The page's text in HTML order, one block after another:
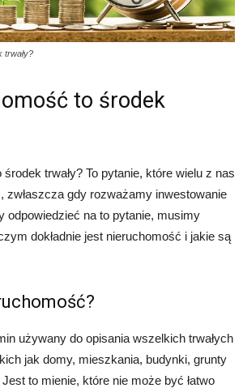
trwały?
to środek
trwały? To pytanie, które wielu z nas
zwłaszcza gdy rozważamy inwestowanie
odpowiedzieć na to pytanie, musimy
dokładnie jest nieruchomość i jakie są
używany do opisania wszelkich trwałych
jak domy, mieszkania, budynki, grunty
to mienie, które nie może być łatwo